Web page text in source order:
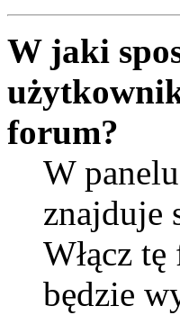
W jaki
forum?
W
znajduje
Włącz
będzie